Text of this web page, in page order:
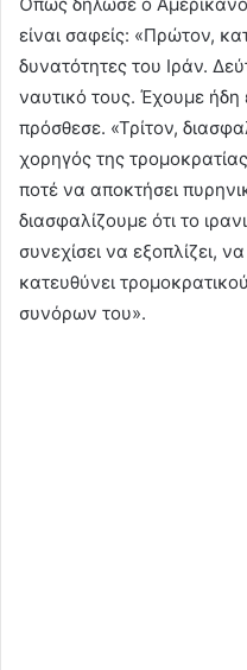
είναι σαφείς: «Πρώτον,
δυνατότητες του Ιράν.
ναυτικό τους. Έχουμε ήδη
πρόσθεσε. «Τρίτον,
χορηγός της
ποτέ να αποκτήσει
διασφαλίζουμε ότι το
συνεχίσει να εξοπλίζει,
κατευθύνει
συνόρων του».